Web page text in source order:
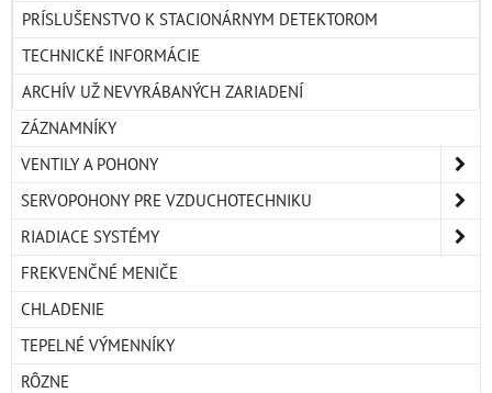
PRÍSLUŠENSTVO K STACIONÁRNYM DETEKTOROM
TECHNICKÉ INFORMÁCIE
ARCHÍV UŽ NEVYRÁBANÝCH ZARIADENÍ
ZÁZNAMNÍKY
VENTILY A POHONY
SERVOPOHONY PRE VZDUCHOTECHNIKU
RIADIACE SYSTÉMY
FREKVENČNÉ MENIČE
CHLADENIE
TEPELNÉ VÝMENNÍKY
RÔZNE